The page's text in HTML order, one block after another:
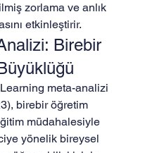
zorlama ve anlık
etkinleştirir.
Birebir
meta-analizi
birebir öğretim
müdahalesiyle
yönelik bireysel